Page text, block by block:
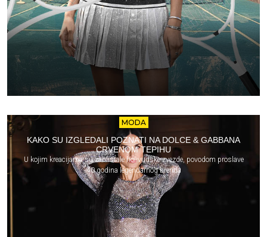
MODA
KAKO SU IZGLEDALI POZNATI NA DOLCE & GABBANA
CRVENOM TEPIHU
U kojim kreacijama su zablistale holivudske zvezde, povodom proslave
40 godina legendarnog brenda